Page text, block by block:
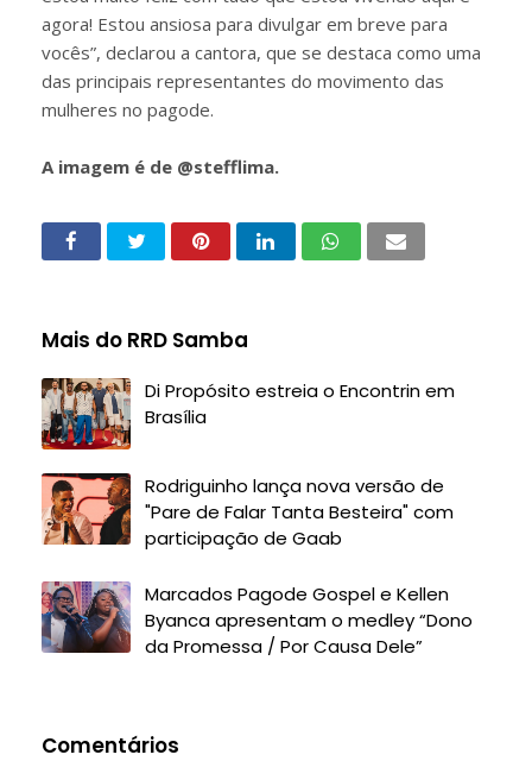
agora! Estou ansiosa para divulgar em breve para
vocês”, declarou a cantora, que se destaca como uma
das principais representantes do movimento das
mulheres no pagode.
A imagem é de @stefflima.
Mais do RRD Samba
Di Propósito estreia o Encontrin em
Brasília
Rodriguinho lança nova versão de
"Pare de Falar Tanta Besteira" com
participação de Gaab
Marcados Pagode Gospel e Kellen
Byanca apresentam o medley “Dono
da Promessa / Por Causa Dele”
Comentários